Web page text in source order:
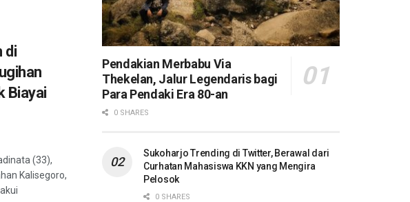
di
Biayai
(33),
Kalisegoro,
Pendakian Merbabu Via
Thekelan, Jalur Legendaris bagi
Para Pendaki Era 80-an
0 SHARES
Sukoharjo Trending di Twitter, Berawal dari
Curhatan Mahasiswa KKN yang Mengira
Pelosok
0 SHARES